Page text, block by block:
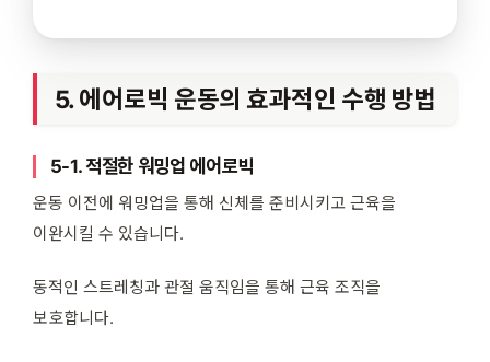
5. 에어로빅 운동의 효과적인 수행 방법
5-1. 적절한 워밍업 에어로빅
운동 이전에 워밍업을 통해 신체를 준비시키고 근육을
이완시킬 수 있습니다.
동적인 스트레칭과 관절 움직임을 통해 근육 조직을
보호합니다.